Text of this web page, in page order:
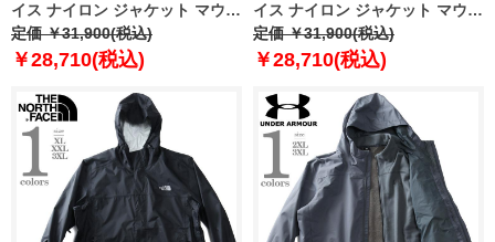
イス ナイロン ジャケット マウン
テンパーカー ANTORA JACKET
USA直輸入 nf0a7qey-174
定価 ￥31,900(税込)
￥28,710(税込)
イス ナイロン ジャケット マウン
テンパーカー ANTORA JACKET
USA直輸入 nf0a7qey-ubr
定価 ￥31,900(税込)
￥28,710(税込)